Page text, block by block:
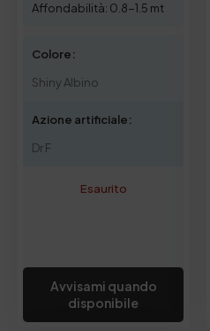
Affondabilità: 0.8-1.5 mt
Colore:
Shiny Albino
Azione artificiale:
Dr F
Esaurito
Avvisami quando
disponibile